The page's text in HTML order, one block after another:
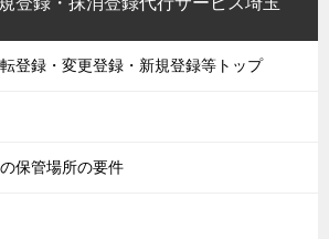
登録・変更登録・新規登録等トップ
保管場所の要件